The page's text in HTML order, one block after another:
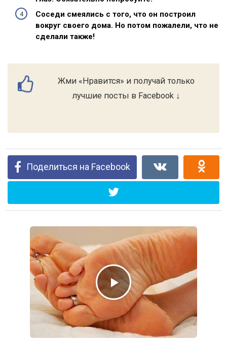
Соседи смеялись с того, что он построил
вокруг своего дома. Но потом пожалели, что не
сделали также!
Жми «Нравится» и получай только
лучшие посты в Facebook ↓
Поделиться на Facebook